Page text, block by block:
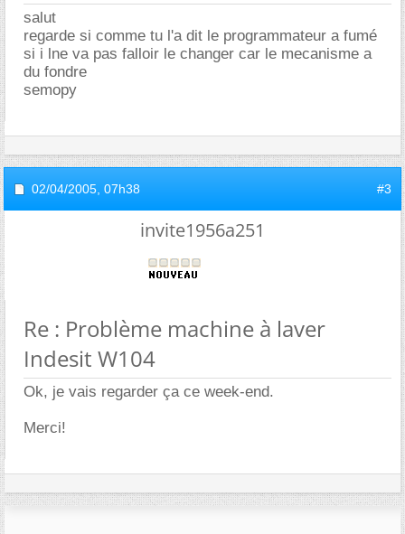
salut
regarde si comme tu l'a dit le programmateur a fumé
si i lne va pas falloir le changer car le mecanisme a
du fondre
semopy
02/04/2005, 07h38 #3
invite1956a251
Re : Problème machine à laver
Indesit W104
Ok, je vais regarder ça ce week-end.
Merci!